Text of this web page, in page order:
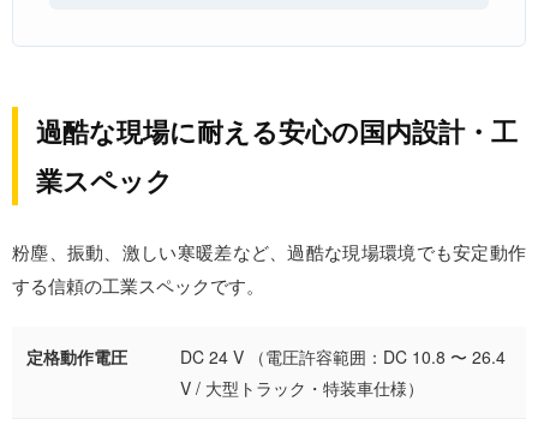
過酷な現場に耐える安心の国内設計・工
業スペック
粉塵、振動、激しい寒暖差など、過酷な現場環境でも安定動作
する信頼の工業スペックです。
定格動作電圧
DC 24 V （電圧許容範囲：DC 10.8 〜 26.4
V / 大型トラック・特装車仕様）